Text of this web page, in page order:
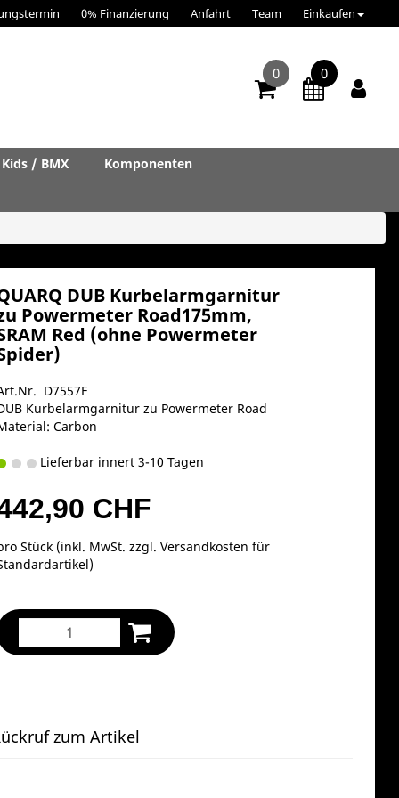
0% Finanzierung Anfahrt Team Einkaufen
0 0
Kids / BMX
Komponenten
DUB Kurbelarmgarnitur
Powermeter Road175mm,
Red (ohne Powermeter
D7557F
Kurbelarmgarnitur zu Powermeter Road
Carbon
Lieferbar innert 3-10 Tagen
CHF
Stück (inkl. MwSt. zzgl.Versandkosten für
)
zum Artikel